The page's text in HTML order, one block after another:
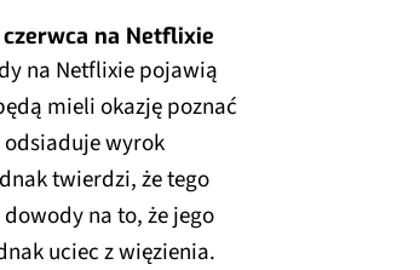
na Netflixie
na Netflixie pojawią
mieli okazję poznać
wyrok
twierdzi, że tego
na to, że jego
uciec z więzienia.